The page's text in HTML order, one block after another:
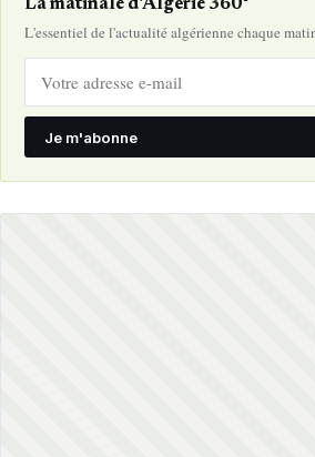
La matinale d'Algérie 360°
L'essentiel de l'actualité algérienne chaque
Je m'abonne